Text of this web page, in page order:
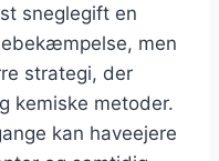
sneglegift en
men
strategi, der
kemiske metoder.
kan haveejere